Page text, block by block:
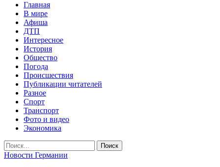
Главная
В мире
Афиша
ДТП
Интересное
История
Общество
Погода
Происшествия
Публикации читателей
Разное
Спорт
Транспорт
Фото и видео
Экономика
Новости Германии